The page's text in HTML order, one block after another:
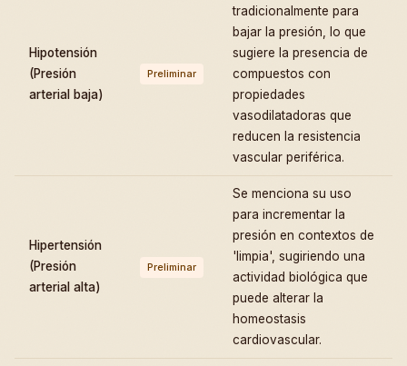
Hipotensión
(Presión
arterial baja)
Preliminar
tradicionalmente para
bajar la presión, lo que
sugiere la presencia de
compuestos con
propiedades
vasodilatadoras que
reducen la resistencia
vascular periférica.
Hipertensión
(Presión
arterial alta)
Preliminar
Se menciona su uso
para incrementar la
presión en contextos de
'limpia', sugiriendo una
actividad biológica que
puede alterar la
homeostasis
cardiovascular.